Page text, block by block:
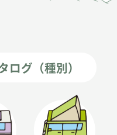
ログ（種別）